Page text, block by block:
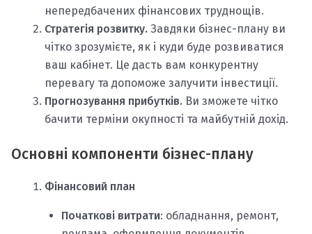
непередбачених фінансових труднощів.
Стратегія розвитку. Завдяки бізнес-плану ви
чітко зрозумієте, як і куди буде розвиватися
ваш кабінет. Це дасть вам конкурентну
перевагу та допоможе залучити інвестиції.
Прогнозування прибутків. Ви зможете чітко
бачити терміни окупності та майбутній дохід.
Основні компоненти бізнес-плану
Фінансовий план
Початкові витрати: обладнання, ремонт,